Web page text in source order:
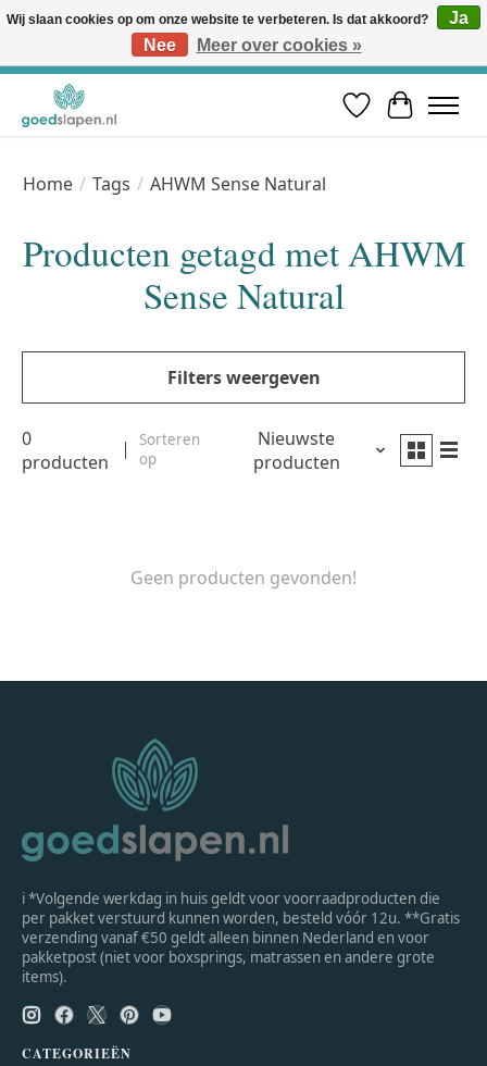
Vóór 12u besteld, volgende werkdag in huis* | Gratis verzending vanaf €50 | Professioneel slaapadvies
Verlanglijst
Home / Tags / AHWM Sense Natural
Producten getagd met AHWM
Sense Natural
Filters weergeven
0
producten
Sorteren
op
Nieuwste
producten
Geen producten gevonden!
ℹ *Volgende werkdag in huis geldt voor voorraadproducten die
per pakket verstuurd kunnen worden, besteld vóór 12u. **Gratis
verzending vanaf €50 geldt alleen binnen Nederland en voor
pakketpost (niet voor boxsprings, matrassen en andere grote
items).
CATEGORIEËN
Wij slaan cookies op om onze website te verbeteren. Is dat akkoord?
Ja
Nee
Meer over cookies »